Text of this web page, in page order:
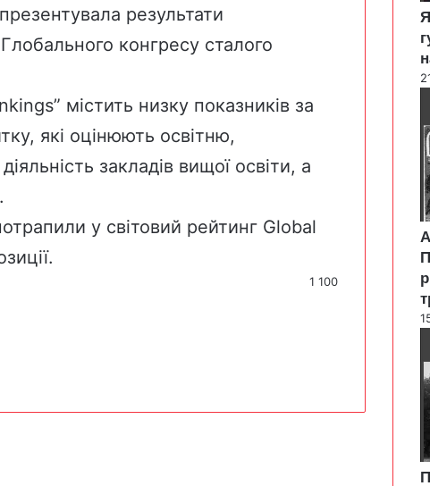
результати
конгресу сталого
містить низку показників за
які оцінюють освітню,
закладів вищої освіти, а
у світовий рейтинг Global
1 100